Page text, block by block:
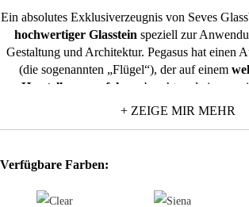
Ein absolutes Exklusiverzeugnis von Seves
hochwertiger Glasstein speziell zur
Gestaltung und Architektur. Pegasus hat einen
(die sogenannten „Flügel“), der auf einem
Herstellungsverfahren
beruht und eine
Funktion hat:
dieFugeaufnur 2 mmzu reduzieren, was
im Zwischenraum zwischen den Glassteinen,
durchgehende Wand „ganz aus Glas“
+ ZEIGE MIR MEHR
Verfügbare Farben: